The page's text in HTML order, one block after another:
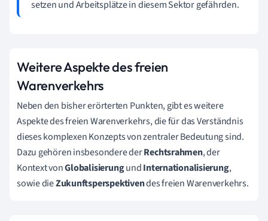
setzen und Arbeitsplätze in diesem Sektor gefährden.
Weitere Aspekte des freien
Warenverkehrs
Neben den bisher erörterten Punkten, gibt es weitere
Aspekte des freien Warenverkehrs, die für das Verständnis
dieses komplexen Konzepts von zentraler Bedeutung sind.
Dazu gehören insbesondere derRechtsrahmen, der
Kontext vonGlobalisierungundInternationalisierung,
sowie dieZukunftsperspektivendes freien Warenverkehrs.